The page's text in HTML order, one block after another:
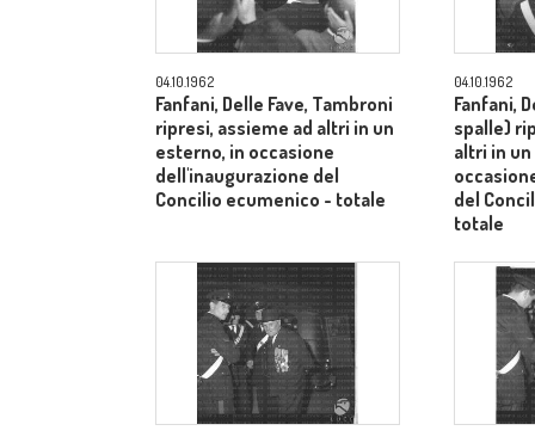
04.10.1962
Fanfani, Delle Fave, Tambroni
ripresi, assieme ad altri in un
esterno, in occasione
dell'inaugurazione del
Concilio ecumenico - totale
04.10.1962
Fanfani,
spalle)
altri in
del
totale